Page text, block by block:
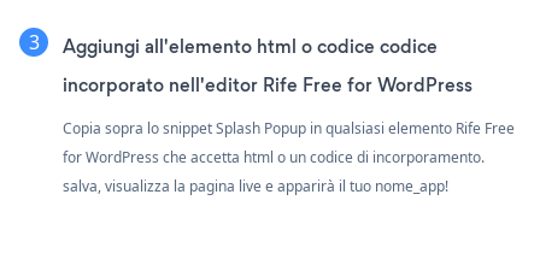
Aggiungi all'elemento html o codice codice
incorporato nell'editor Rife Free for WordPress
Copia sopra lo snippet Splash Popup in qualsiasi elemento Rife Free
for WordPress che accetta html o un codice di incorporamento.
salva, visualizza la pagina live e apparirà il tuo nome_app!